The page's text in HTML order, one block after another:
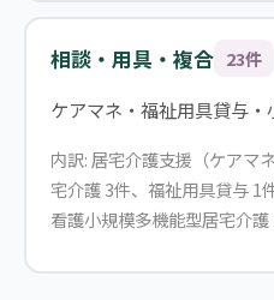
相談・用具・複合 23件
ケアマネ・福祉用具貸与・
内訳: 居宅介護支援（ケアマ
宅介護 3件、福祉用具貸与 1
看護小規模多機能型居宅介護